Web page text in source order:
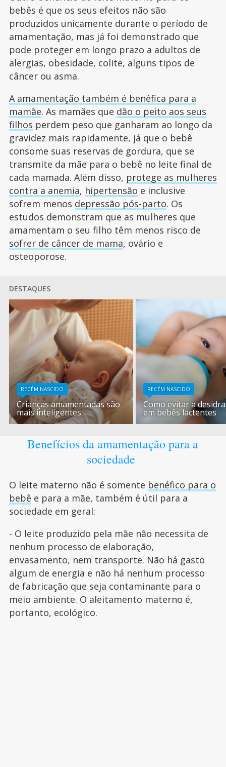
bebês é que os seus efeitos não são
produzidos unicamente durante o período de
amamentação, mas já foi demonstrado que
pode proteger em longo prazo a adultos de
alergias, obesidade, colite, alguns tipos de
câncer ou asma.
A amamentação também é benéfica para a
mamãe. As mamães que dão o peito aos seus
filhos perdem peso que ganharam ao longo da
gravidez mais rapidamente, já que o bebê
consome suas reservas de gordura, que se
transmite da mãe para o bebê no leite final de
cada mamada. Além disso, protege as mulheres
contra a anemia, hipertensão e inclusive
sofrem menos depressão pós-parto. Os
estudos demonstram que as mulheres que
amamentam o seu filho têm menos risco de
sofrer de câncer de mama, ovário e
osteoporose.
DESTAQUES
RECÉM NASCIDO
Crianças amamentadas são
mais inteligentes
RECÉM NASCIDO
Como evitar a
em bebês lactentes
Benefícios da amamentação para a
sociedade
O leite materno não é somente benéfico para o
bebê e para a mãe, também é útil para a
sociedade em geral:
- O leite produzido pela mãe não necessita de
nenhum processo de elaboração,
envasamento, nem transporte. Não há gasto
algum de energia e não há nenhum processo
de fabricação que seja contaminante para o
meio ambiente. O aleitamento materno é,
portanto, ecológico.